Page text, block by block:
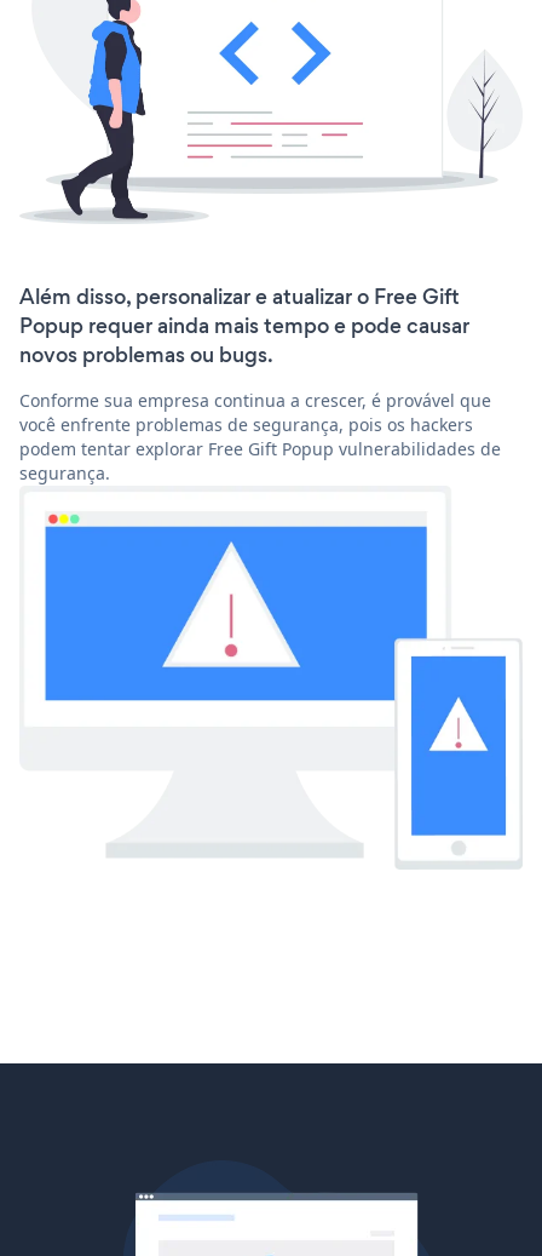
Além disso, personalizar e atualizar o Free Gift
Popup requer ainda mais tempo e pode causar
novos problemas ou bugs.
Conforme sua empresa continua a crescer, é provável que
você enfrente problemas de segurança, pois os hackers
podem tentar explorar Free Gift Popup vulnerabilidades de
segurança.